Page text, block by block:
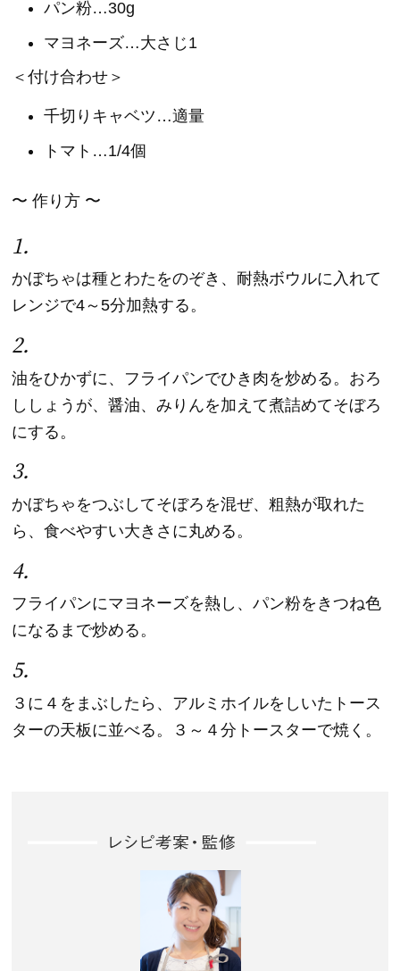
パン粉…30g
マヨネーズ…大さじ1
＜付け合わせ＞
千切りキャベツ…適量
トマト…1/4個
〜 作り方 〜
1.
かぼちゃは種とわたをのぞき、耐熱ボウルに入れて
レンジで4～5分加熱する。
2.
油をひかずに、フライパンでひき肉を炒める。おろ
ししょうが、醤油、みりんを加えて煮詰めてそぼろ
にする。
3.
かぼちゃをつぶしてそぼろを混ぜ、粗熱が取れた
ら、食べやすい大きさに丸める。
4.
フライパンにマヨネーズを熱し、パン粉をきつね色
になるまで炒める。
5.
３に４をまぶしたら、アルミホイルをしいたトース
ターの天板に並べる。３～４分トースターで焼く。